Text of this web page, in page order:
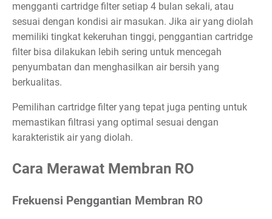
mengganti cartridge filter setiap 4 bulan sekali, atau
sesuai dengan kondisi air masukan. Jika air yang diolah
memiliki tingkat kekeruhan tinggi, penggantian cartridge
filter bisa dilakukan lebih sering untuk mencegah
penyumbatan dan menghasilkan air bersih yang
berkualitas.
Pemilihan cartridge filter yang tepat juga penting untuk
memastikan filtrasi yang optimal sesuai dengan
karakteristik air yang diolah.
Cara Merawat Membran RO
Frekuensi Penggantian Membran RO